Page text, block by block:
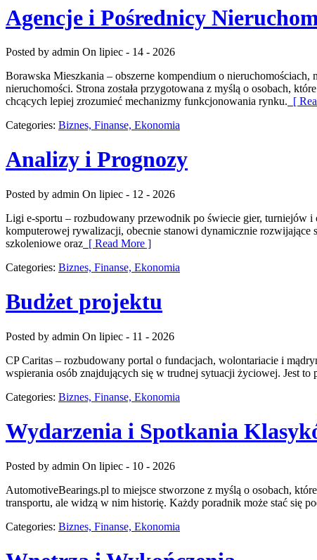
Agencje i Pośrednicy
Posted by admin On lipiec - 14 - 2026
Borawska Mieszkania – obszerne kompendium o
nieruchomości. Strona została przygotowana z myślą o osobach,
chcących lepiej zrozumieć mechanizmy funkcjonowania rynku. [
Categories: Biznes, Finanse, Ekonomia
Analizy i Prognozy
Posted by admin On lipiec - 12 - 2026
Ligi e-sportu – rozbudowany przewodnik po świecie gier, turniejów
komputerowej rywalizacji, obecnie stanowi dynamicznie rozwijające
szkoleniowe oraz [ Read More ]
Categories: Biznes, Finanse, Ekonomia
Budżet projektu
Posted by admin On lipiec - 11 - 2026
CP Caritas – rozbudowany portal o fundacjach, wolontariacie i
wspierania osób znajdujących się w trudnej sytuacji życiowej. Jest
Categories: Biznes, Finanse, Ekonomia
Wydarzenia i Spotkania
Posted by admin On lipiec - 10 - 2026
AutomotiveBearings.pl to miejsce stworzone z myślą o osobach,
transportu, ale widzą w nim historię. Każdy poradnik może stać się
Categories: Biznes, Finanse, Ekonomia